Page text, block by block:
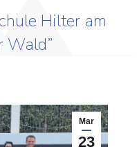
Hilter am
Wald”
Mar
23